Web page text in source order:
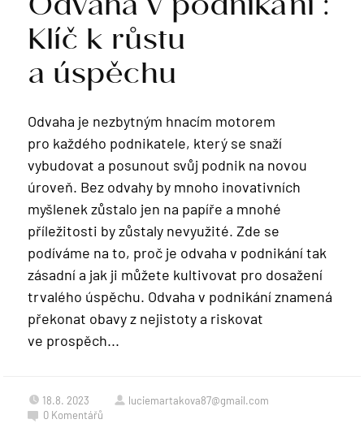
Klíč k růstu
a úspěchu
Odvaha je nezbytným hnacím motorem
pro každého podnikatele, který se snaží
vybudovat a posunout svůj podnik na novou
úroveň. Bez odvahy by mnoho inovativních
myšlenek zůstalo jen na papíře a mnohé
příležitosti by zůstaly nevyužité. Zde se
podíváme na to, proč je odvaha v podnikání tak
zásadní a jak ji můžete kultivovat pro dosažení
trvalého úspěchu. Odvaha v podnikání znamená
překonat obavy z nejistoty a riskovat
ve prospěch...
18.8. 2023
luciemartakova87@gmail.com
0 Komentářů